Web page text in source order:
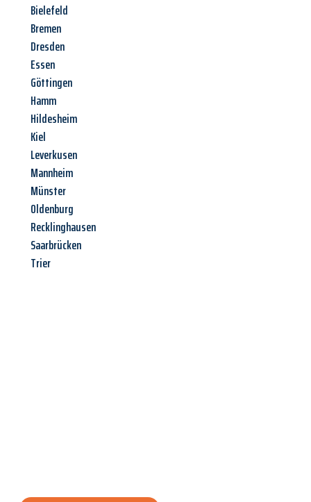
Bielefeld
Bremen
Dresden
Essen
Göttingen
Hamm
Hildesheim
Kiel
Leverkusen
Mannheim
Münster
Oldenburg
Recklinghausen
Saarbrücken
Trier